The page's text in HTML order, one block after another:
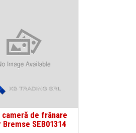
cameră de frânare
Bremse SEB01314